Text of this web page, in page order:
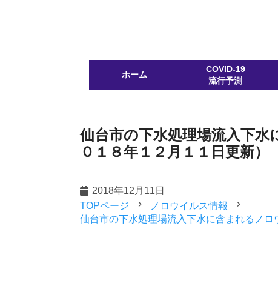
ホーム
COVID-19
流行予測
仙台市の下水処理場流入下
０１８年１２月１１日更新）
2018年12月11日
TOPページ
navigate_next ノロウイルス情報 navigate_next
仙台市の下水処理場流入下水に含まれるノロ